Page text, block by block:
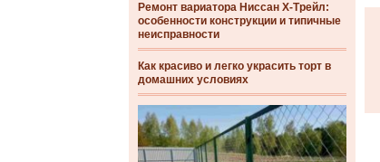
Ремонт вариатора Ниссан Х-Трейл:
особенности конструкции и типичные
неисправности
Как красиво и легко украсить торт в
домашних условиях